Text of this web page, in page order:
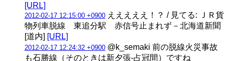
[URL]
2012-02-17 12:15:00 +0900 えええええ！？ / 見てる: ＪＲ貨
物列車脱線 東追分駅 赤信号止まれず－北海道新聞
[道内] [URL]
2012-02-17 12:24:32 +0900 @k_semaki 前の脱線火災事故
も石勝線（そのときは新夕張-占冠間）ですね